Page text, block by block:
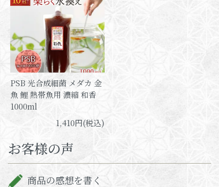
PSB 光合成細菌 メダカ 金
魚 鯉 熱帯魚用 濃縮 和香
1000ml
1,410円(税込)
お客様の声
商品の感想を書く